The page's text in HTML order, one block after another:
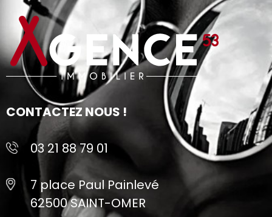
CONTACTEZ NOUS !
03 21 88 79 01
7 place Paul Painlevé
62500 SAINT-OMER